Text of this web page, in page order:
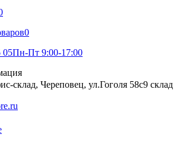
0
05Пн-Пт 9:00-17:00
склад, Череповец, ул.Гоголя 58с9 склад